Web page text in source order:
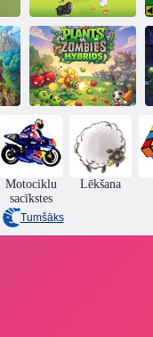
Aitu cīņas cīņa
Augi vs zombiju
hibrīdi
Motociklu
sacīkstes
Lēkšana
Tumšāks